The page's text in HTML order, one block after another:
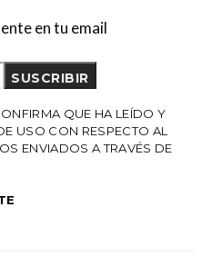
en tu email
SUSCRIBIR
QUE HA LEÍDO Y
USO CON RESPECTO AL
ENVIADOS A TRAVÉS DE